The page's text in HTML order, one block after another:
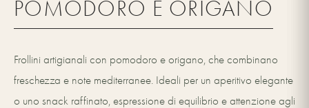
POMODORO E ORIGANO
Frollini artigianali con pomodoro e origano, che combinano
freschezza e note mediterranee. Ideali per un aperitivo elegante
o uno snack raffinato, espressione di equilibrio e attenzione agli